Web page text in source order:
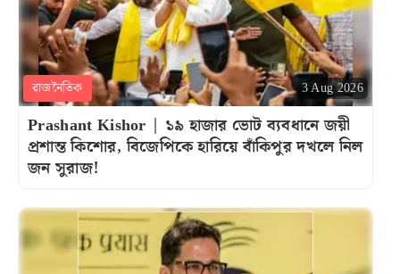
রাজনৈতিক 3 Aug 2026
Prashant Kishor | ১৯ হাজার ভোট ব্যবধানে জয়ী
প্রশান্ত কিশোর, বিজেপিকে হারিয়ে বাঁকিপুর দখলে নিল
জন সুরাজ!